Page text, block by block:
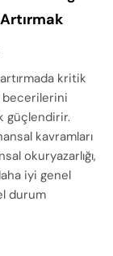
kritik
becerilerini
güçlendirir.
kavramları
okuryazarlığı,
iyi genel
durum